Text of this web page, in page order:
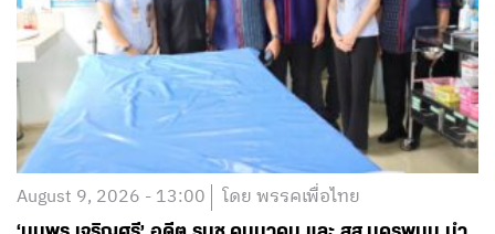
August 9, 2026 - 13:00 โดย พรรคเพื่อไทย
‘มนพร เจริญศรี’ อดีต รมช.คมนาคม และ สส.นครพนม นำ
ทีม กมธ.พัฒนาการเมือง ลงพื้นที่ติดตามถ่ายโอน รพ.สต.
เข้า อบจ.นครพนม ชู ‘รพ.สต.หนองญาติ’ โมเดลสำเร็จ เพิ่ม
ศักยภาพดูแลสุขภาพชุมชน